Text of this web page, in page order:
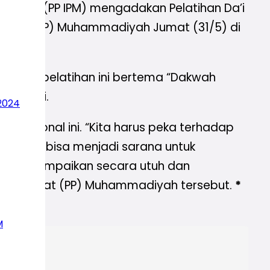
(PP IPM) mengadakan Pelatihan Da’i
(PP) Muhammadiyah Jumat (31/5) di
pelatihan ini bertema “Dakwah
saat ini.
Nasional ini. “Kita harus peka terhadap
ini bisa menjadi sarana untuk
tersampaikan secara utuh dan
Pusat (PP) Muhammadiyah tersebut. *